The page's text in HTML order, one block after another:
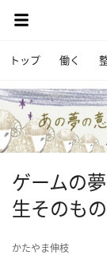
トップ 働く
ゲームの
生そのも
かたやま伸枝